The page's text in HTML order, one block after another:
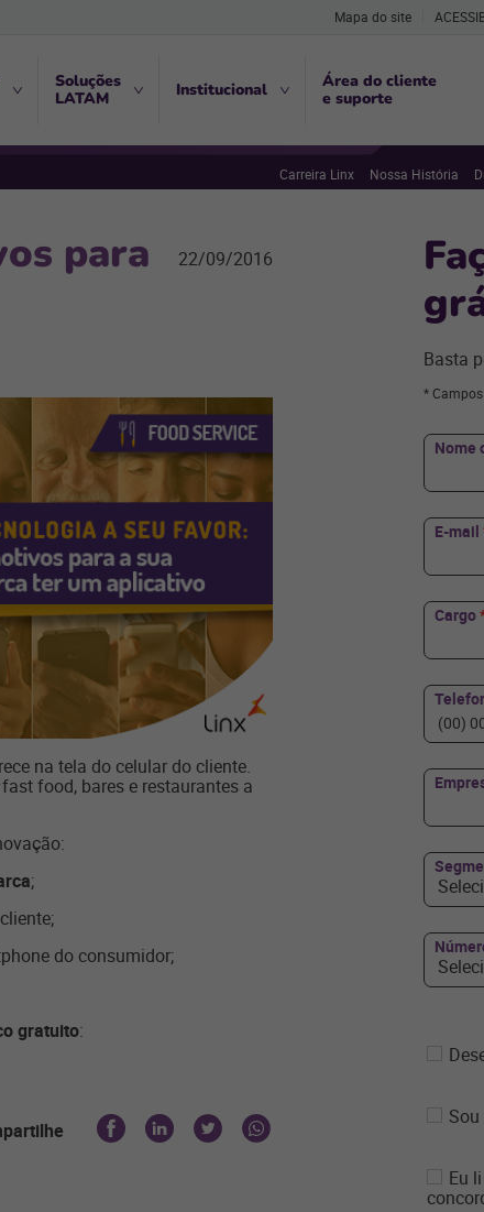
Mapa do site
Soluções
LATAM
Institucional
Área do cliente
e suporte
Carreira Linx Nossa História
para
22/09/2016
na tela do celular do cliente.
food, bares e restaurantes a
;
do consumidor;
gratuito:
Basta
*
Nome
E-mail
Cargo
Eu